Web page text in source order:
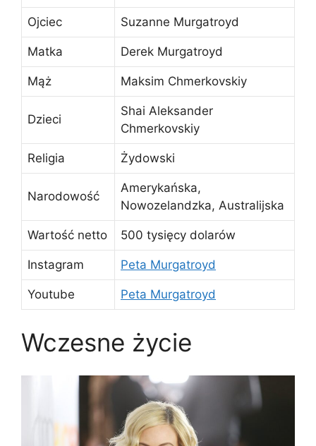
Ojciec Suzanne Murgatroyd
Matka Derek Murgatroyd
Mąż Maksim Chmerkovskiy
Dzieci
Shai Aleksander
Chmerkovskiy
Religia Żydowski
Narodowość
Amerykańska,
Nowozelandzka, Australijska
Wartość netto 500 tysięcy dolarów
Instagram Peta Murgatroyd
Youtube Peta Murgatroyd
Wczesne życie